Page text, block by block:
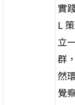
實
L
立
群
然
覺